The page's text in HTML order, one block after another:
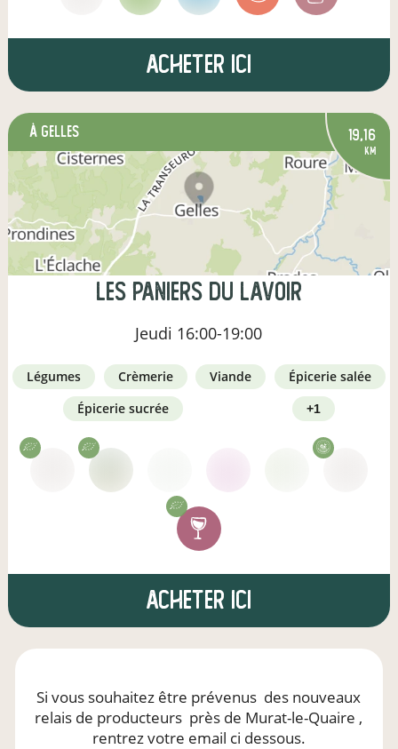
Acheter ici
à Gelles 19,16
km
Les Paniers du Lavoir
Jeudi 16:00-19:00
légumes crèmerie viande
épicerie salée
épicerie sucrée
+1
Acheter ici
Si vous souhaitez être prévenus des nouveaux
relais de producteurs près de Murat-le-Quaire ,
rentrez votre email ci dessous.